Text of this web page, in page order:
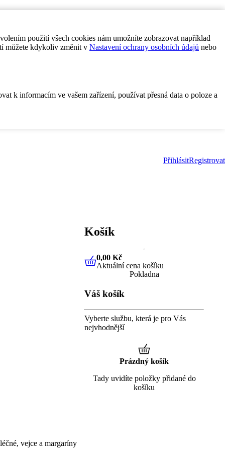
použití všech cookies nám umožníte zobrazovat například
můžete kdykoliv změnit v Nastavení ochrany osobních údajů nebo
k informacím ve vašem zařízení, používat přesná data o poloze a
PřihlásitRegistrovat
vejce a margaríny
Košík
0,00 KčAktuální cena košíku
0,00 Kč
Aktuální cena košíku
Pokladna
Váš košík
Vyberte službu, která je pro Vás
nejvhodnější
Prázdný košík
Tady uvidíte položky přidané do
košíku